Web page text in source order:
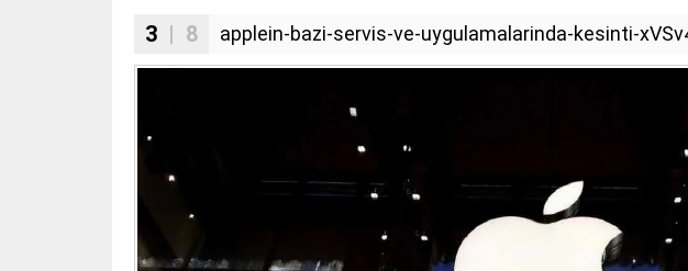
3 | 8 applein-bazi-servis-ve-uygulamalarinda-kesinti-